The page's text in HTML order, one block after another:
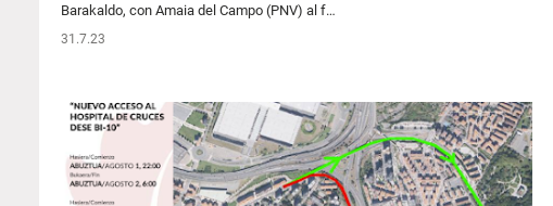
Barakaldo, con Amaia del Campo (PNV) al f…
31.7.23